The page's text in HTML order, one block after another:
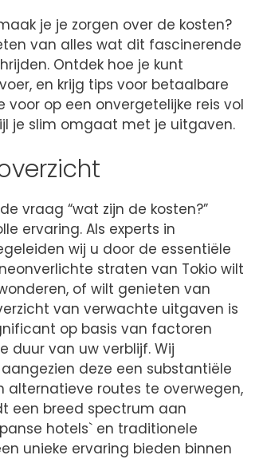
je je zorgen over de kosten?
van alles wat dit fascinerende
Ontdek hoe je kunt
en krijg tips voor betaalbare
op een onvergetelijke reis vol
je slim omgaat met je uitgaven.
vraag “wat zijn de kosten?”
ervaring. Als experts in
wij u door de essentiële
straten van Tokio wilt
of wilt genieten van
van verwachte uitgaven is
op basis van factoren
duur van uw verblijf. Wij
deze een substantiële
alternatieve routes te overwegen,
een breed spectrum aan
hotels` en traditionele
unieke ervaring bieden binnen